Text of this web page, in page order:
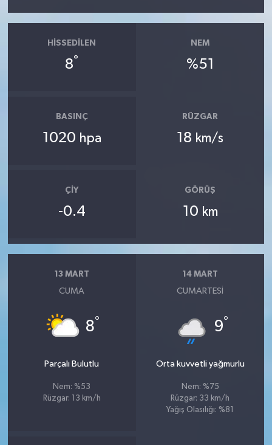
HISSEDILEN
8°
NEM
%51
BASINÇ
1020 hpa
RÜZGAR
18 km/s
ÇIY
-0.4
GÖRÜŞ
10 km
13 MART
CUMA
8°
Parçalı Bulutlu
Nem: %53
Rüzgar: 13 km/h
14 MART
CUMARTESI
9°
Orta kuvvetli yağmurlu
Nem: %75
Rüzgar: 33 km/h
Yağış Olasılığı: %81